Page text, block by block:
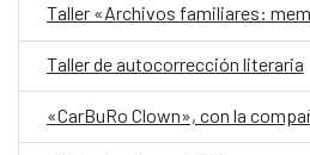
Taller de autocorrección literaria